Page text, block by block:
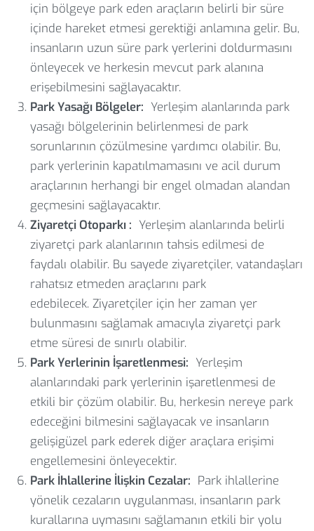
için bölgeye park eden araçların belirli bir süre
içinde hareket etmesi gerektiği anlamına gelir. Bu,
insanların uzun süre park yerlerini doldurmasını
önleyecek ve herkesin mevcut park alanına
erişebilmesini sağlayacaktır.
Park Yasağı Bölgeler: Yerleşim alanlarında park
yasağı bölgelerinin belirlenmesi de park
sorunlarının çözülmesine yardımcı olabilir. Bu,
park yerlerinin kapatılmamasını ve acil durum
araçlarının herhangi bir engel olmadan alandan
geçmesini sağlayacaktır.
Ziyaretçi Otoparkı : Yerleşim alanlarında belirli
ziyaretçi park alanlarının tahsis edilmesi de
faydalı olabilir. Bu sayede ziyaretçiler, vatandaşları
rahatsız etmeden araçlarını park
edebilecek. Ziyaretçiler için her zaman yer
bulunmasını sağlamak amacıyla ziyaretçi park
etme süresi de sınırlı olabilir.
Park Yerlerinin İşaretlenmesi: Yerleşim
alanlarındaki park yerlerinin işaretlenmesi de
etkili bir çözüm olabilir. Bu, herkesin nereye park
edeceğini bilmesini sağlayacak ve insanların
gelişigüzel park ederek diğer araçlara erişimi
engellemesini önleyecektir.
Park İhlallerine İlişkin Cezalar: Park ihlallerine
yönelik cezaların uygulanması, insanların park
kurallarına uymasını sağlamanın etkili bir yolu